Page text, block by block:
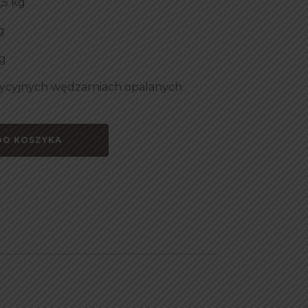
wędzarniach opalanych
KOSZYKA